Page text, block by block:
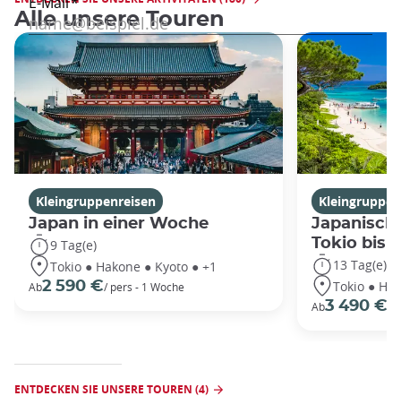
Alle unsere Touren
Kleingruppenreisen
Japan in einer Woche
9 Tag(e)
Tokio ● Hakone ● Kyoto ● +1
Ab2 590 €/ pers - 1 Woche
Tokio bis
13 Tag(e)
Tokio ●
Ab3 490 €
ENTDECKEN SIE UNSERE TOUREN (4)